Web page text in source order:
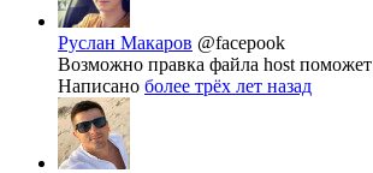
Руслан Макаров @facepook
Возможно правка файла host поможет
Написано более трёх лет назад